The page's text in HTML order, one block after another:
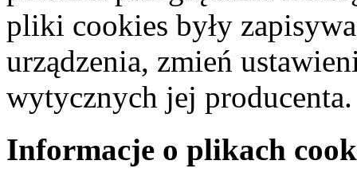
pliki cookies były
urządzenia, zmień
wytycznych jej producenta.
Informacje o plikach